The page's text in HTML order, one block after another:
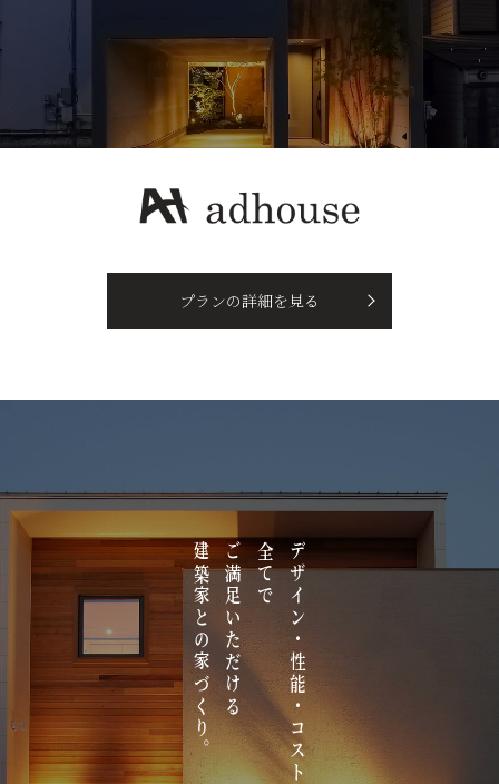
プランの詳細を見る
デザイン・性能・コスト
全てで
ご満足いただける
建築家との家づくり。